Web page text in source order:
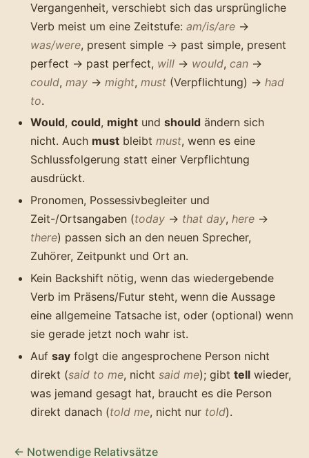
Vergangenheit, verschiebt sich das ursprüngliche
Verb meist um eine Zeitstufe: am/is/are →
was/were, present simple → past simple, present
perfect → past perfect, will → would, can →
could, may → might, must (Verpflichtung) → had
to.
Would, could, might und should ändern sich
nicht. Auch must bleibt must, wenn es eine
Schlussfolgerung statt einer Verpflichtung
ausdrückt.
Pronomen, Possessivbegleiter und
Zeit-/Ortsangaben (today → that day, here →
there) passen sich an den neuen Sprecher,
Zuhörer, Zeitpunkt und Ort an.
Kein Backshift nötig, wenn das wiedergebende
Verb im Präsens/Futur steht, wenn die Aussage
eine allgemeine Tatsache ist, oder (optional) wenn
sie gerade jetzt noch wahr ist.
Auf say folgt die angesprochene Person nicht
direkt (said to me, nicht said me); gibt tell wieder,
was jemand gesagt hat, braucht es die Person
direkt danach (told me, nicht nur told).
← Notwendige Relativsätze